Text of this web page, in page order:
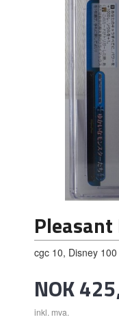
cgc 10, Disney 100
Pris
NOK
inkl. mva.